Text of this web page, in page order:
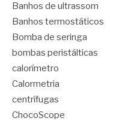
Banhos de ultrassom
Banhos termostáticos
Bomba de seringa
bombas peristálticas
calorímetro
Calormetria
centrífugas
ChocoScope